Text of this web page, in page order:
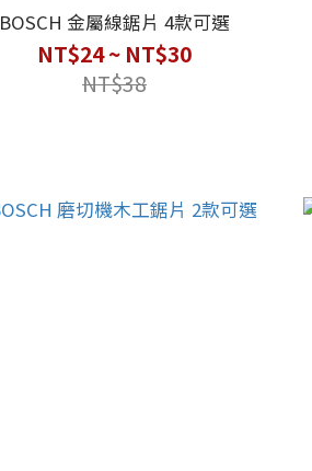
BOSCH 金屬線鋸片 4款可選
NT$24 ~ NT$30
NT$38